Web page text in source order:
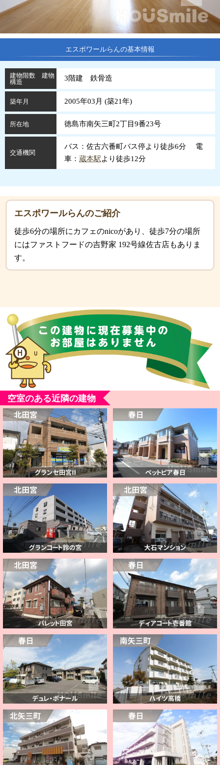
エスポワールらんの基本情報
建物階数 建物
構造
3階建 鉄骨造
築年月 2005年03月 (築21年)
所在地 徳島市南矢三町2丁目9番23号
交通機関
バス：佐古六番町バス停より徒歩6分 電
車： 蔵本駅より徒歩12分
エスポワールらんのご紹介
徒歩6分の場所にカフェのnicoがあり、徒歩7分の場所
にはファストフードの吉野家 192号線佐古店もありま
す。
空室のある近隣の建物